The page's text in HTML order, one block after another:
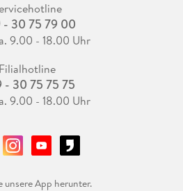
30 75 79 00
9.00 - 18.00 Uhr
Filialhotline
- 30 75 75 75
9.00 - 18.00 Uhr
unsere App herunter.